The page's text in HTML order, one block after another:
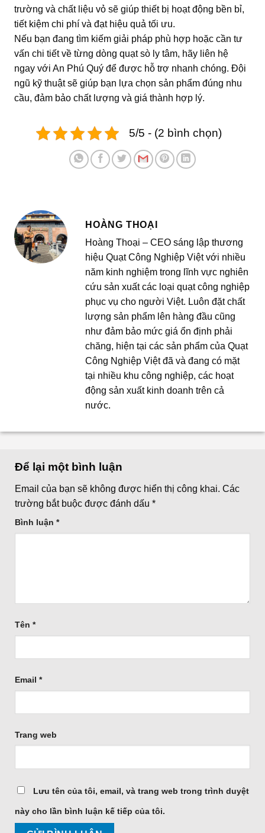
trường và chất liệu vỏ sẽ giúp thiết bị hoạt động bền bỉ,
tiết kiệm chi phí và đạt hiệu quả tối ưu.
Nếu bạn đang tìm kiếm giải pháp phù hợp hoặc cần tư
vấn chi tiết về từng dòng quạt sò ly tâm, hãy liên hệ
ngay với An Phú Quý để được hỗ trợ nhanh chóng. Đội
ngũ kỹ thuật sẽ giúp bạn lựa chọn sản phẩm đúng nhu
cầu, đảm bảo chất lượng và giá thành hợp lý.
5/5 - (2 bình chọn)
HOÀNG THOẠI
Hoàng Thoại – CEO sáng lập thương
hiệu Quạt Công Nghiệp Việt với nhiều
năm kinh nghiệm trong lĩnh vực nghiên
cứu sản xuất các loại quạt công nghiệp
phục vụ cho người Việt. Luôn đặt chất
lượng sản phẩm lên hàng đầu cũng
như đảm bảo mức giá ổn định phải
chăng, hiện tại các sản phẩm của Quạt
Công Nghiệp Việt đã và đang có mặt
tại nhiều khu công nghiệp, các hoạt
động sản xuất kinh doanh trên cả
nước.
Để lại một bình luận
Email của bạn sẽ không được hiển thị công khai. Các
trường bắt buộc được đánh dấu *
Bình luận *
Tên *
Email *
Trang web
Lưu tên của tôi, email, và trang web trong trình duyệt
này cho lần bình luận kế tiếp của tôi.